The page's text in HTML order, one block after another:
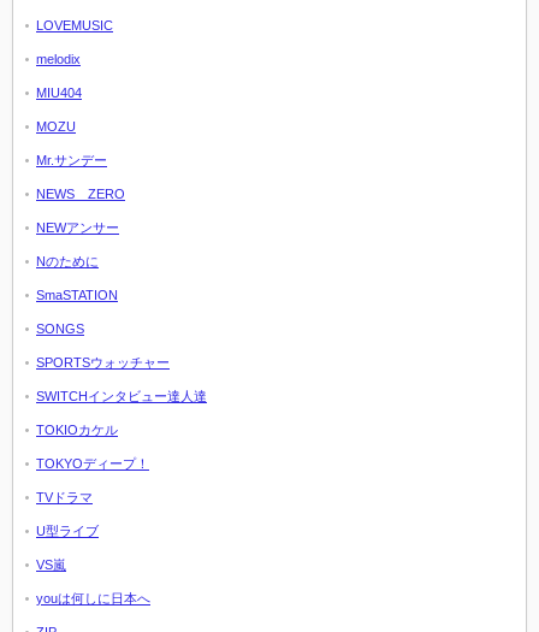
LOVEMUSIC
melodix
MIU404
MOZU
Mr.サンデー
NEWS ZERO
NEWアンサー
Nのために
SmaSTATION
SONGS
SPORTSウォッチャー
SWITCHインタビュー達人達
TOKIOカケル
TOKYOディープ！
TVドラマ
U型ライブ
VS嵐
youは何しに日本へ